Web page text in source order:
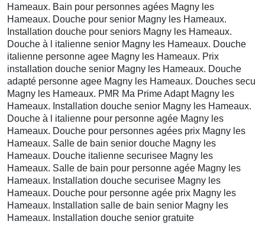
Hameaux. Bain pour personnes agées Magny les
Hameaux. Douche pour senior Magny les Hameaux.
Installation douche pour seniors Magny les Hameaux.
Douche à l italienne senior Magny les Hameaux. Douche
italienne personne agee Magny les Hameaux. Prix
installation douche senior Magny les Hameaux. Douche
adapté personne agee Magny les Hameaux. Douches secu
Magny les Hameaux. PMR Ma Prime Adapt Magny les
Hameaux. Installation douche senior Magny les Hameaux.
Douche à l italienne pour personne agée Magny les
Hameaux. Douche pour personnes agées prix Magny les
Hameaux. Salle de bain senior douche Magny les
Hameaux. Douche italienne securisee Magny les
Hameaux. Salle de bain pour personne agée Magny les
Hameaux. Installation douche securisee Magny les
Hameaux. Douche pour personne agée prix Magny les
Hameaux. Installation salle de bain senior Magny les
Hameaux. Installation douche senior gratuite